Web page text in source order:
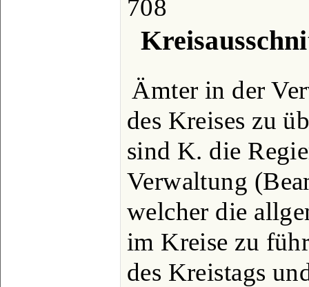
708
Ämter in der
des Kreises zu
sind K. die
Verwaltung
welcher die
im Kreise zu
des Kreistags